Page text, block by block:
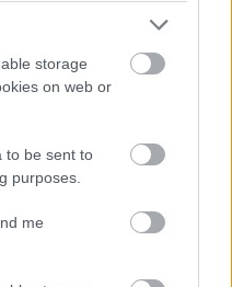
storage
on web or
to be sent to
purposes.
me
a P2 5-6. helyéért
Frijns 10 másodperces